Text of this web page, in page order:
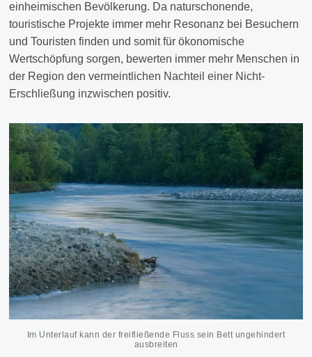
einheimischen Bevölkerung. Da naturschonende,
touristische Projekte immer mehr Resonanz bei Besuchern
und Touristen finden und somit für ökonomische
Wertschöpfung sorgen, bewerten immer mehr Menschen in
der Region den vermeintlichen Nachteil einer Nicht-
Erschließung inzwischen positiv.
Im Unterlauf kann der freifließende Fluss sein Bett ungehindert
ausbreiten